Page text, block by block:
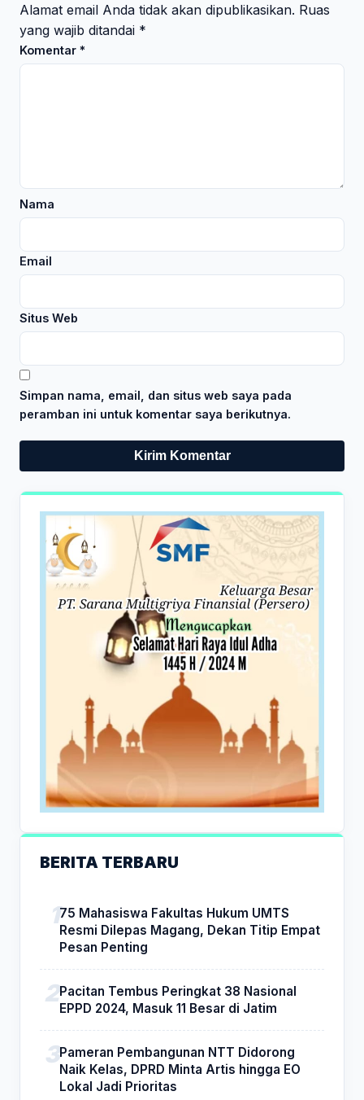
Alamat email Anda tidak akan dipublikasikan. Ruas
yang wajib ditandai *
Komentar *
Nama
Email
Situs Web
Simpan nama, email, dan situs web saya pada
peramban ini untuk komentar saya berikutnya.
BERITA TERBARU
75 Mahasiswa Fakultas Hukum UMTS
Resmi Dilepas Magang, Dekan Titip Empat
Pesan Penting
Pacitan Tembus Peringkat 38 Nasional
EPPD 2024, Masuk 11 Besar di Jatim
Pameran Pembangunan NTT Didorong
Naik Kelas, DPRD Minta Artis hingga EO
Lokal Jadi Prioritas